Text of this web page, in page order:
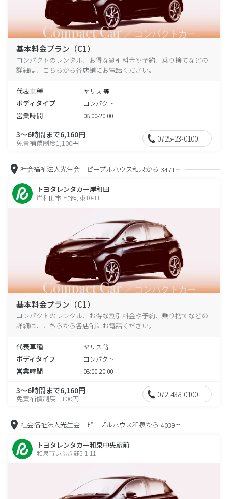
基本料金プラン（C1）
コンパクトのレンタル、お得な割引料金や予約、乗り捨てなどの
詳細は、こちらから各店舗にお電話ください。
代表車種 ヤリス 等
ボディタイプ コンパクト
営業時間 08:00-20:00
3～6時間まで6,160円
免責補償制度1,100円 0725-23-0100
社会福祉法人光生会 ピープルハウス和泉から 3471m
トヨタレンタカー岸和田
岸和田市上野町東10-11
基本料金プラン（C1）
コンパクトのレンタル、お得な割引料金や予約、乗り捨てなどの
詳細は、こちらから各店舗にお電話ください。
代表車種 ヤリス 等
ボディタイプ コンパクト
営業時間 08:00-20:00
3～6時間まで6,160円
免責補償制度1,100円 072-438-0100
社会福祉法人光生会 ピープルハウス和泉から 4039m
トヨタレンタカー和泉中央駅前
和泉市いぶき野5-1-11